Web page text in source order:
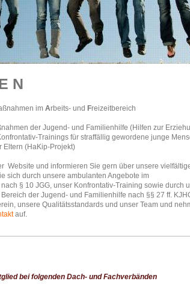
N
im Arbeits- und Freizeitbereich
der Jugend- und Familienhilfe (Hilfen zur
Trainings für straffällig gewordene junge
Eltern (HaKip-Projekt)
Website und informieren Sie gern über unsere
sich durch unsere ambulanten Angebote im
§ 10 JGG, unser Konfrontativ-Training sowie durch
der Jugend- und Familienhilfe nach §§ 27 ff.
unsere Qualitätsstandards und unser Team und
auf.
bei folgenden Dach- und Fachverbänden